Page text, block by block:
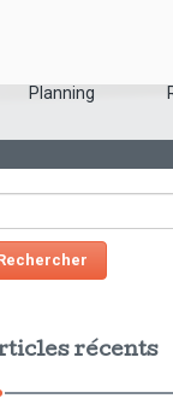
Planning
récents